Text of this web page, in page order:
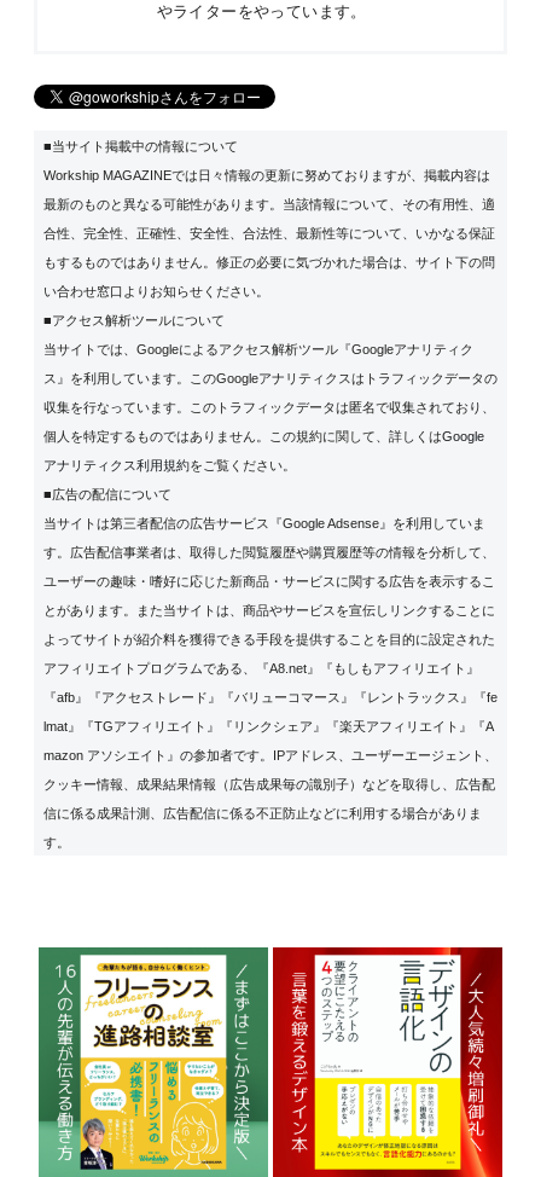
やライターをやっています。
■当サイト掲載中の情報について
Workship MAGAZINEでは日々情報の更新に努めておりますが、掲載内容は
最新のものと異なる可能性があります。当該情報について、その有用性、適
合性、完全性、正確性、安全性、合法性、最新性等について、いかなる保証
もするものではありません。修正の必要に気づかれた場合は、サイト下の問
い合わせ窓口よりお知らせください。
■アクセス解析ツールについて
当サイトでは、Googleによるアクセス解析ツール『Googleアナリティク
ス』を利用しています。このGoogleアナリティクスはトラフィックデータの
収集を行なっています。このトラフィックデータは匿名で収集されており、
個人を特定するものではありません。この規約に関して、詳しくはGoogle
アナリティクス利用規約をご覧ください。
■広告の配信について
当サイトは第三者配信の広告サービス『Google Adsense』を利用していま
す。広告配信事業者は、取得した閲覧履歴や購買履歴等の情報を分析して、
ユーザーの趣味・嗜好に応じた新商品・サービスに関する広告を表示するこ
とがあります。また当サイトは、商品やサービスを宣伝しリンクすることに
よってサイトが紹介料を獲得できる手段を提供することを目的に設定された
アフィリエイトプログラムである、『A8.net』『もしもアフィリエイト』
『afb』『アクセストレード』『バリューコマース』『レントラックス』『fe
lmat』『TGアフィリエイト』『リンクシェア』『楽天アフィリエイト』『A
mazon アソシエイト』の参加者です。IPアドレス、ユーザーエージェント、
クッキー情報、成果結果情報（広告成果毎の識別子）などを取得し、広告配
信に係る成果計測、広告配信に係る不正防止などに利用する場合がありま
す。